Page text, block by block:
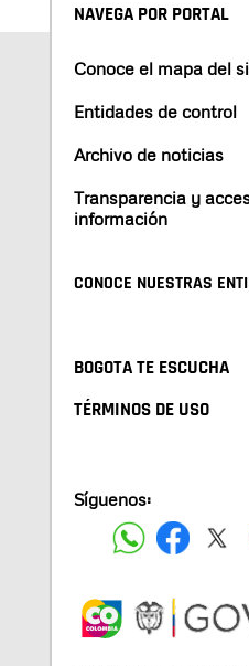
NAVEGA POR PORTAL
Conoce el mapa del
Entidades de control
Archivo de noticias
Transparencia y
información
CONOCE NUESTRAS
BOGOTA TE ESCUCHA
TÉRMINOS DE USO
Síguenos: